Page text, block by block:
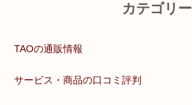
カテゴリー
TAOの通販情報
サービス・商品の口コミ評判